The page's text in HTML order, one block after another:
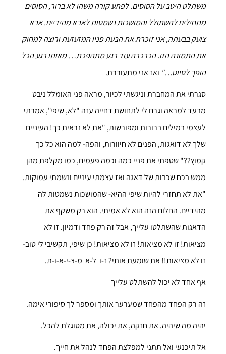
משתלט היטב על הסוסים. לפתע קורה משהו לא ברור, הסוסים
מתחילים להשתולל והמושכות נשמטות לאבא מהידיים. אבא
צועק בבעתה, אני זוכרת את הבעת פניו המזעזעת ורוצה למחוק
את התמונה הזו. הכרכרה עוד רגע מתהפכת… מאותו רגע הכל
הופך לסיוט…" ואז אני מתעוררת.
סגרתי את המחברת וניגשתי לכיור, מראה פני האומלל ניבט
מבעד למראה וגרם לי לתחושת דחייה עזה "לא, שיפי", אמרתי
לעצמי במילים ברורות ומפורשות, "את לא נראית כך! העיניים
שלך לא דואגות, הפנים לא חיוורות, והפה- למה הוא כל כך
קמוץ??" שטפתי את פניי כמה וכמה פעמים, כמו מקלפת מהן
ממש בכח שכבות של דאגה ואז עצמתי עיניים ונשמתי עמוקות.
"את לא תחזרי להיות שיפי ההיא- שהמושכות נשמטות לה
מהידיים. החלום הזה הוא לא אמיתי. הוא רק משקף את
הדאגות שהשתלטו עלייך, אבל זה רק פחד ודמיון. זו לא
מציאות! זו לא מציאות! זו לא מציאות! כן שיפי, תקשיבי לי טוב-
זו לא מציאות!! את שומעת אותי? ז-ו ל-א מ-צ-י-א-ו-ת.
אף אחד לא יכול להשתלט עלייך
זה רק הפחד מהפחד שמערער אותך ומספר לך סיפורי אימה.
יהיה מה שיהיה. את חזקה, את יכולה, את מסוגלת להכל.
אל תיכנעי ואל תתני למפלצת הפחד לנהל את חייך.